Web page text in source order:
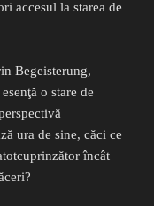
accesul la starea de
Begeisterung,
o stare de
ura de sine, căci ce
încât